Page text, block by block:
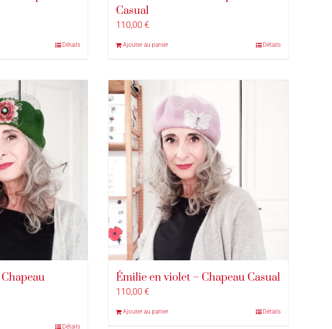
Détails
Casual
110,00 €
Ajouter au panier Détails
Détails
Émilie en violet – Chapeau Casual
110,00 €
Ajouter au panier Détails